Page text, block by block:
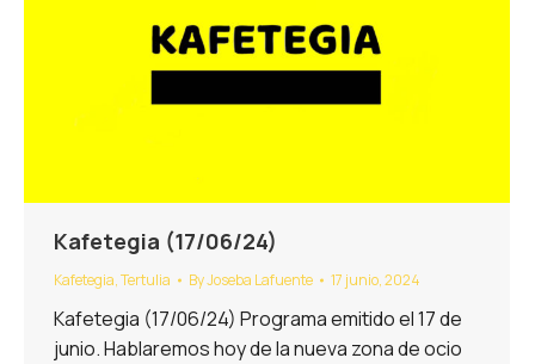
Kafetegia (17/06/24)
Kafetegia,Tertulia ByJoseba Lafuente 17 junio, 2024
Kafetegia (17/06/24) Programa emitido el 17 de
junio. Hablaremos hoy de la nueva zona de ocio